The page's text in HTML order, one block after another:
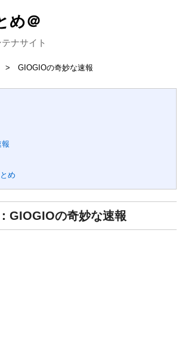
め＠
ナサイト
GIOGIOの奇妙な速報
め
GIOGIOの奇妙な速報